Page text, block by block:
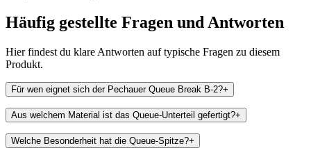
Häufig gestellte Fragen und Antworten
Hier findest du klare Antworten auf typische Fragen zu diesem
Produkt.
Für wen eignet sich der Pechauer Queue Break B-2?+
Aus welchem Material ist das Queue-Unterteil gefertigt?+
Welche Besonderheit hat die Queue-Spitze?+